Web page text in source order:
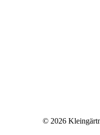
© 2026